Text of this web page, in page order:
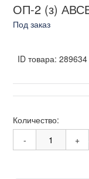
ОП-2 (з)
Под заказ
ID товара:289634
Количество:
-
+